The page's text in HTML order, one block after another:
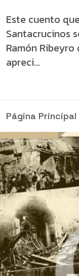
Este cuento
Santacrucinos
Ramón
apreci...
Página Principal